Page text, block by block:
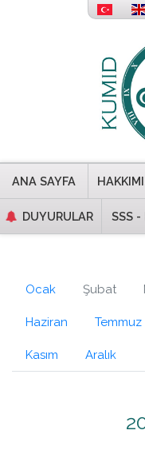
ANA SAYFA
DUYURULAR SSS -
Ocak Şubat
Haziran Temmuz
Kasım Aralık